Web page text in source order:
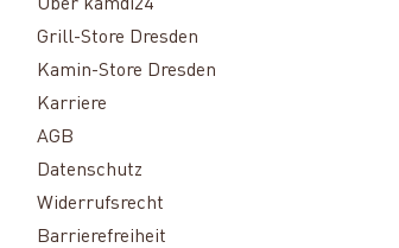
Über kamdi24
Grill-Store Dresden
Kamin-Store Dresden
Karriere
AGB
Datenschutz
Widerrufsrecht
Barrierefreiheit